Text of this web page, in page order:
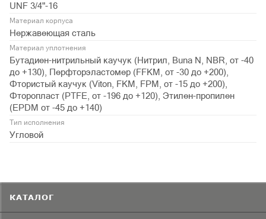
UNF 3/4"-16
Материал корпуса
Нержавеющая сталь
Материал уплотнения
Бутадиен-нитрильный каучук (Нитрил, Buna N, NBR, от -40
до +130), Перфторэластомер (FFKM, от -30 до +200),
Фтористый каучук (Viton, FKM, FPM, от -15 до +200),
Фторопласт (PTFE, от -196 до +120), Этилен-пропилен
(EPDM от -45 до +140)
Тип исполнения
Угловой
КАТАЛОГ